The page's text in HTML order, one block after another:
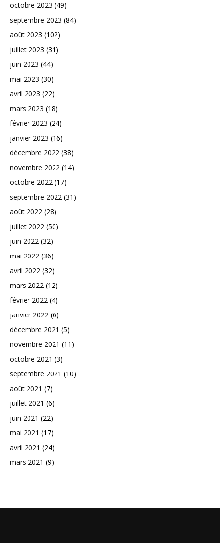
octobre 2023 (49)
septembre 2023 (84)
août 2023 (102)
juillet 2023 (31)
juin 2023 (44)
mai 2023 (30)
avril 2023 (22)
mars 2023 (18)
février 2023 (24)
janvier 2023 (16)
décembre 2022 (38)
novembre 2022 (14)
octobre 2022 (17)
septembre 2022 (31)
août 2022 (28)
juillet 2022 (50)
juin 2022 (32)
mai 2022 (36)
avril 2022 (32)
mars 2022 (12)
février 2022 (4)
janvier 2022 (6)
décembre 2021 (5)
novembre 2021 (11)
octobre 2021 (3)
septembre 2021 (10)
août 2021 (7)
juillet 2021 (6)
juin 2021 (22)
mai 2021 (17)
avril 2021 (24)
mars 2021 (9)